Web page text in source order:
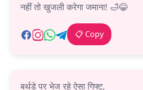
नहीं तो खुजली करेगा जमाना! 🛁😂
📋 Copy
बर्थडे पर भेज रहे ऐसा गिफ्ट,